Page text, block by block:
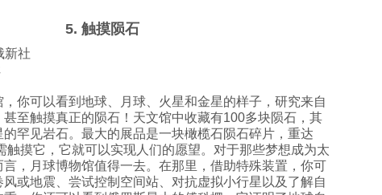
5. 触摸陨石
你可以看到地球、月球、火星和金星的样子，研究来自
至触摸真正的陨石！天文馆中收藏有100多块陨石，其
罕见岩石。最大的展品是一块橄榄石陨石碎片，重达
触摸它，它就可以实现人们的愿望。对于那些梦想成为太
，月球博物馆值得一去。在那里，借助特殊装置，你可
风或地震、尝试控制空间站、对抗虚拟小行星以及了解自